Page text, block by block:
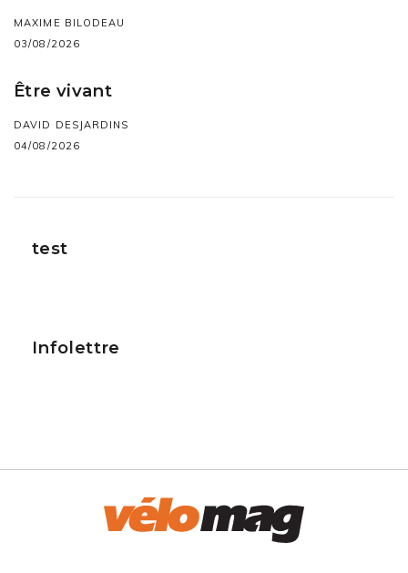
MAXIME BILODEAU
03/08/2026
Être vivant
DAVID DESJARDINS
04/08/2026
test
Infolettre